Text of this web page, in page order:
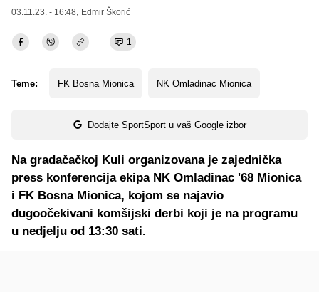
03.11.23. - 16:48, Edmir Škorić
1
Teme: FK Bosna Mionica NK Omladinac Mionica
Dodajte SportSport u vaš Google izbor
Na gradačačkoj Kuli organizovana je zajednička
press konferencija ekipa NK Omladinac '68 Mionica
i FK Bosna Mionica, kojom se najavio
dugoočekivani komšijski derbi koji je na programu
u nedjelju od 13:30 sati.